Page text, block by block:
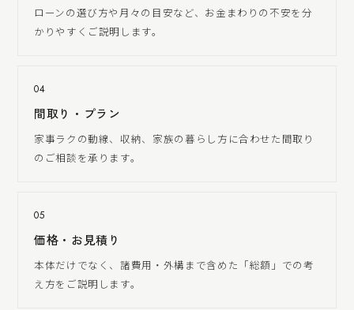
ローンの選び方や月々の目安など、お金まわりの不安を分
かりやすくご説明します。
04
間取り・プラン
家事ラクの動線、収納、家族の暮らし方に合わせた間取り
のご相談を承ります。
05
価格・お見積り
本体だけでなく、諸費用・外構まで含めた「総額」での考
え方をご説明します。